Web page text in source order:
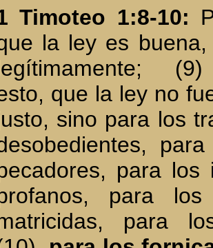
Timoteo 1:8-10:
la ley es
que la ley no
sino para los
para los
para
para